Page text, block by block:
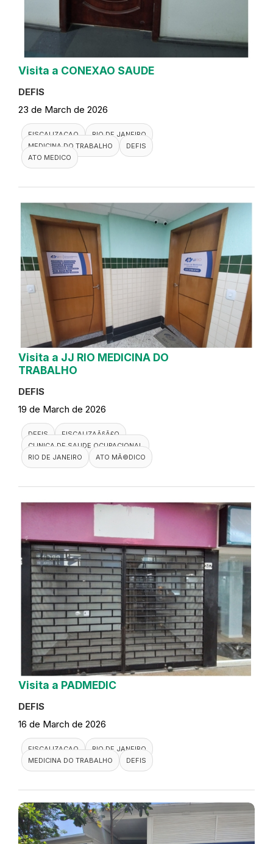
Visita a CONEXAO SAUDE
DEFIS
23 de March de 2026
FISCALIZACAO
RIO DE JANEIRO
MEDICINA DO TRABALHO
DEFIS
ATO MEDICO
Visita a JJ RIO MEDICINA DO
TRABALHO
DEFIS
19 de March de 2026
DEFIS
FISCALIZAÃ§Ã£O
CLINICA DE SAUDE OCUPACIONAL
RIO DE JANEIRO
ATO MÃ©DICO
Visita a PADMEDIC
DEFIS
16 de March de 2026
FISCALIZACAO
RIO DE JANEIRO
MEDICINA DO TRABALHO
DEFIS